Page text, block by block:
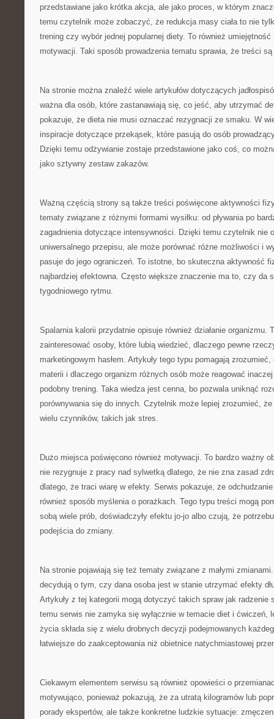
przedstawiane jako krótka akcja, ale jako proces, w którym
temu czytelnik może zobaczyć, że redukcja masy ciała to nie
trening czy wybór jednej popularnej diety. To również
motywacji. Taki sposób prowadzenia tematu sprawia, że treści
Na stronie można znaleźć wiele artykułów dotyczących
ważna dla osób, które zastanawiają się, co jeść, aby utrzymać
pokazuje, że dieta nie musi oznaczać rezygnacji ze smaku. W
inspiracje dotyczące przekąsek, które pasują do osób
Dzięki temu odżywianie zostaje przedstawione jako coś, co
jako sztywny zestaw zakazów.
Ważną częścią strony są także treści poświęcone aktywności
tematy związane z różnymi formami wysiłku: od pływania po
zagadnienia dotyczące intensywności. Dzięki temu czytelnik nie
uniwersalnego przepisu, ale może porównać różne możliwości i
pasuje do jego ograniczeń. To istotne, bo skuteczna aktywność
najbardziej efektowna. Często większe znaczenie ma to, czy da
tygodniowego rytmu.
Spalarnia kalorii przydatnie opisuje również działanie organizmu.
zainteresować osoby, które lubią wiedzieć, dlaczego pewne
marketingowym hasłem. Artykuły tego typu pomagają
materii i dlaczego organizm różnych osób może reagować
podobny trening. Taka wiedza jest cenna, bo pozwala uniknąć
porównywania się do innych. Czytelnik może lepiej zrozumieć,
wielu czynników, takich jak stres.
Dużo miejsca poświęcono również motywacji. To bardzo ważny
nie rezygnuje z pracy nad sylwetką dlatego, że nie zna zasad
dlatego, że traci wiarę w efekty. Serwis pokazuje, że
również sposób myślenia o porażkach. Tego typu treści mogą
sobą wiele prób, doświadczyły efektu jo-jo albo czują, że
podejścia do zmiany.
Na stronie pojawiają się też tematy związane z małymi
decydują o tym, czy dana osoba jest w stanie utrzymać efekty
Artykuły z tej kategorii mogą dotyczyć takich spraw jak radzenie
temu serwis nie zamyka się wyłącznie w temacie diet i ćwiczeń,
życia składa się z wielu drobnych decyzji podejmowanych
łatwiejsze do zaakceptowania niż obietnice natychmiastowej
Ciekawym elementem serwisu są również opowieści o
motywująco, ponieważ pokazują, że za utratą kilogramów lub
porady ekspertów, ale także konkretne ludzkie sytuacje: